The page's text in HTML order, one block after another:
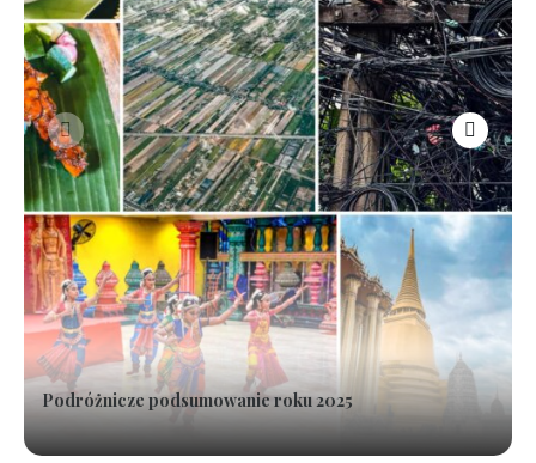
Podróżnicze podsumowanie roku 2025